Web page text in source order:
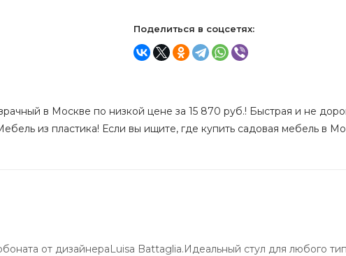
Поделиться в соцсетях:
в Москве по низкой цене за 15 870 руб.! Быстрая и не
из пластика! Если вы ищите, где купить садовая мебель в
от дизайнераLuisa Battaglia.Идеальный стул для любого